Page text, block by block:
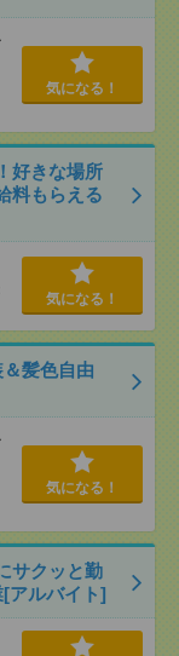
気になる！
好きな場所
料もらえる
気になる！
＆髪色自由
気になる！
サクッと勤
アルバイト]